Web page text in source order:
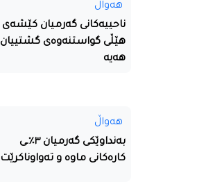
هەواڵ
ناحییه‌كانى گه‌رمیان كێشه‌ى
هێڵى گواستنه‌وه‌ى گشتییان
هه‌یه‌
هەواڵ
بەنداوێکی گەرمیان ٣٪ـی
کارەکانی ماوە و تەواوناکرێت